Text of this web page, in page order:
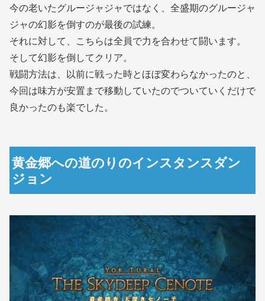
今の老いたグルージャジャではなく、全盛期のグルージャ
ジャの幻影を倒すのが最後の試練。
それに対して、こちらは全員で力を合わせて闘います。
そして幻影を倒してクリア。
戦闘方法は、以前に戦った時とほぼ変わらなかったのと、
今回は味方が安置まで移動していたのでついていくだけで
良かったのも楽でした。
黄金郷への道のりのインスタンスダン
ジョン